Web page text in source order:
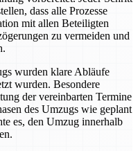
dass alle Prozesse
mit allen Beteiligten
zu vermeiden und
wurden klare Abläufe
wurden. Besondere
der vereinbarten Termine
des Umzugs wie geplant
es, den Umzug innerhalb